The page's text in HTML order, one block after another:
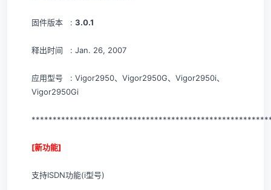
固件版本 : 3.0.1
释出时间 : Jan. 26, 2007
应用型号 : Vigor2950、Vigor2950G、Vigor2950i、
Vigor2950Gi
[新功能]
支持ISDN功能(i型号)